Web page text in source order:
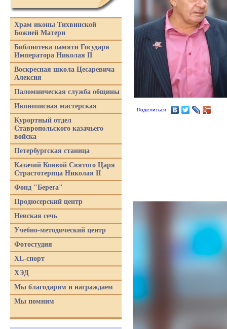
Поделиться
Храм иконы Тихвинской
Божией Матери
Библиотека памяти Государя
Императора Николая II
Воскресная школа Цесаревича
Алексия
Паломническая служба общины
Иконописная мастерская
Курортный отдел
Ставропольского казачьего
войска
Петербургская станица
Казачий Конвой Святого Царя
Страстотерпца Николая II
Фонд "Берега"
Продюсерский центр
Невская сечь
Учебно-методический центр
Фотостудия
XL-спорт
ХЭД
Мы благодарим и награждаем
Мы помним